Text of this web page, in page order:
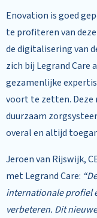
Enovation is goed
te profiteren van
de digitalisering van
zich bij Legrand Care
gezamenlijke
voort te zetten. Deze
duurzaam
overal en altijd
Jeroen van Rijswijk,
met Legrand Care:
internationale profiel
verbeteren. Dit